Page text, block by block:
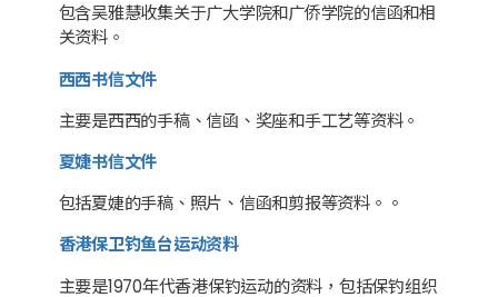
包含吴雅慧收集关于广大学院和广侨学院的信函和相
关资料。
西西书信文件
主要是西西的手稿、信函、奖座和手工艺等资料。
夏婕书信文件
包括夏婕的手稿、照片、信函和剪报等资料。。
香港保卫钓鱼台运动资料
主要是1970年代香港保钓运动的资料，包括保钓组织